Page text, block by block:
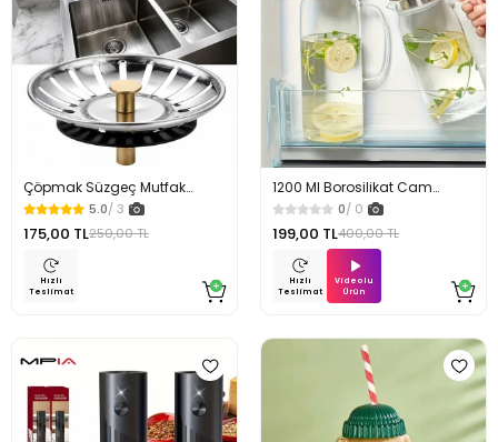
Çöpmak Süzgeç Mutfak
Lavabo Sifon Gider Metal Tıpa
Süzgeci 8 cm
5.0/ 3
175,00 TL250,00 TL
Hızlı
Teslimat
1200 Ml Borosilikat Cam
Sürahi
0/ 0
199,00 TL400,00 TL
Hızlı
Teslimat
Videolu
Ürün